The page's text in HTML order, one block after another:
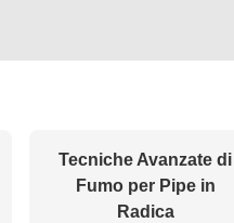
Tecniche Avanzate di
Fumo per Pipe in
Radica